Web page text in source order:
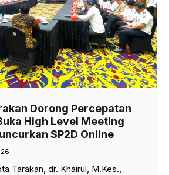
Dorong Percepatan
High Level Meeting
SP2D Online
Tarakan, dr. Khairul, M.Kes.,